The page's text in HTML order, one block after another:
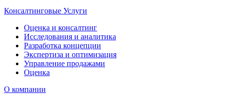
Консалтинговые Услуги
Оценка и консалтинг
Исследования и аналитика
Разработка концепции
Экспертиза и оптимизация
Управление продажами
Оценка
О компании